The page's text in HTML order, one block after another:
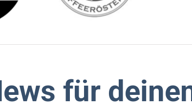
für